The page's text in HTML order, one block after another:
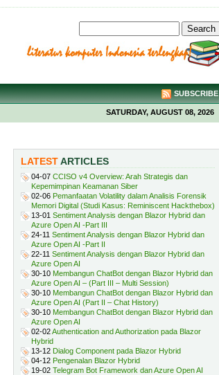
SUBSCRIBE
SATURDAY, AUGUST 08, 2026
LATESTARTICLES
04-07 CCISO v4 Overview: Arah Strategis dan
Kepemimpinan Keamanan Siber
02-06 Pemanfaatan Volatility dalam Analisis Forensik
Memori Digital (Studi Kasus: Reminiscent Hackthebox)
13-01 Sentiment Analysis dengan Blazor Hybrid dan
Azure Open AI -Part III
24-11 Sentiment Analysis dengan Blazor Hybrid dan
Azure Open AI -Part II
22-11 Sentiment Analysis dengan Blazor Hybrid dan
Azure Open AI
30-10 Membangun ChatBot dengan Blazor Hybrid dan
Azure Open AI – (Part III – Multi Session)
30-10 Membangun ChatBot dengan Blazor Hybrid dan
Azure Open AI (Part II – Chat History)
30-10 Membangun ChatBot dengan Blazor Hybrid dan
Azure Open AI
02-02Authentication and Authorization pada Blazor
Hybrid
13-12 Dialog Component pada Blazor Hybrid
04-12 Pengenalan Blazor Hybrid
19-02 Telegram Bot Framework dan Azure Open AI